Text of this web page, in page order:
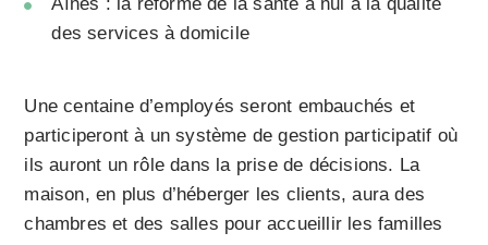
des services à domicile
Une centaine d’employés seront embauchés et
participeront à un système de gestion participatif où
ils auront un rôle dans la prise de décisions. La
maison, en plus d’héberger les clients, aura des
chambres et des salles pour accueillir les familles